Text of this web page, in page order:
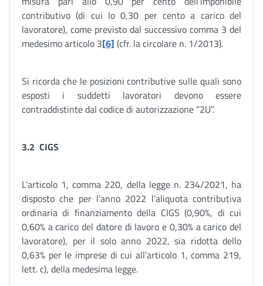
contributivo (di cui lo 0,30 per cento a carico del
lavoratore), come previsto dal successivo comma 3 del
medesimo articolo 3[6] (cfr. la circolare n. 1/2013).
Si ricorda che le posizioni contributive sulle quali sono
esposti i suddetti lavoratori devono essere
contraddistinte dal codice di autorizzazione “2U”.
3.2 CIGS
L’articolo 1, comma 220, della legge n. 234/2021, ha
disposto che per l’anno 2022 l’aliquota contributiva
ordinaria di finanziamento della CIGS (0,90%, di cui
0,60% a carico del datore di lavoro e 0,30% a carico del
lavoratore), per il solo anno 2022, sia ridotta dello
0,63% per le imprese di cui all’articolo 1, comma 219,
lett. c), della medesima legge.